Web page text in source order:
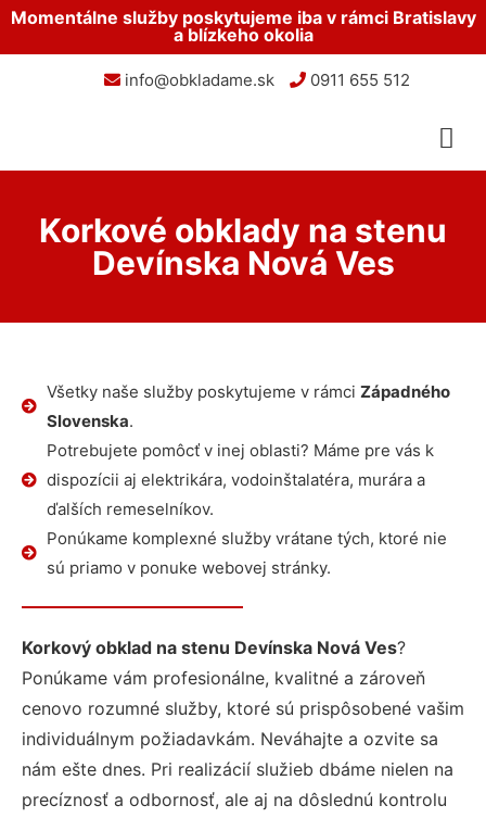
Momentálne služby poskytujeme iba v rámci Bratislavy
a blízkeho okolia
info@obkladame.sk 0911 655 512
Korkové obklady na stenu
Devínska Nová Ves
Všetky naše služby poskytujeme v rámci Západného
Slovenska.
Potrebujete pomôcť v inej oblasti? Máme pre vás k
dispozícii aj elektrikára, vodoinštalatéra, murára a
ďalších remeselníkov.
Ponúkame komplexné služby vrátane tých, ktoré nie
sú priamo v ponuke webovej stránky.
Korkový obklad na stenu Devínska Nová Ves?
Ponúkame vám profesionálne, kvalitné a zároveň
cenovo rozumné služby, ktoré sú prispôsobené vašim
individuálnym požiadavkám. Neváhajte a ozvite sa
nám ešte dnes. Pri realizácií služieb dbáme nielen na
precíznosť a odbornosť, ale aj na dôslednú kontrolu